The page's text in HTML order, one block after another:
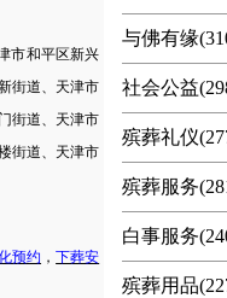
市和平区新兴
街道、天津市
街道、天津市
街道、天津市
预约 ，下葬安
与佛有缘
社会公益
殡葬礼仪
殡葬服务
白事服务
殡葬用品